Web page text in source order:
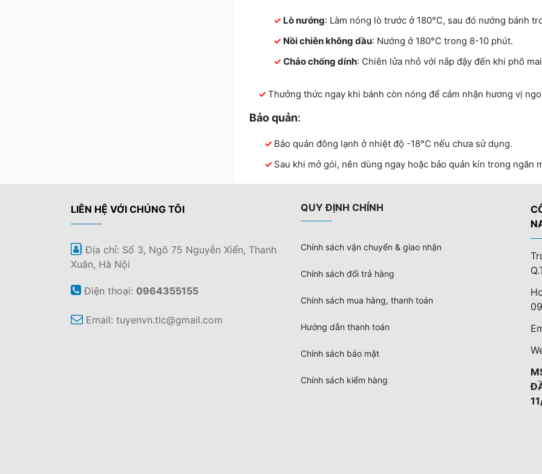
Lò nướng: Làm nóng lò trước ở 180°C, sau đó nướng bánh
Nồi chiên không dầu: Nướng ở 180°C trong 8-10 phút.
Chảo chống dính: Chiên lửa nhỏ với nắp đậy đến khi phô
Thưởng thức ngay khi bánh còn nóng để cảm nhận hương vị
Bảo quản:
Bảo quản đông lạnh ở nhiệt độ -18°C nếu chưa sử dụng.
Sau khi mở gói, nên dùng ngay hoặc bảo quản kín trong ngăn
LIÊN HỆ VỚI CHÚNG TÔI
Địa chỉ: Số 3, Ngõ 75 Nguyễn Xiển, Thanh
Xuân, Hà Nội
Điện thoại: 0964355155
Email: tuyenvn.tlc@gmail.com
QUY ĐỊNH CHÍNH
Chính sách vận chuyển & giao nhận
Chính sách đổi trả hàng
Chính sách mua hàng, thanh toán
Hướng dẫn thanh toán
Chính sách bảo mật
Chính sách kiểm hàng